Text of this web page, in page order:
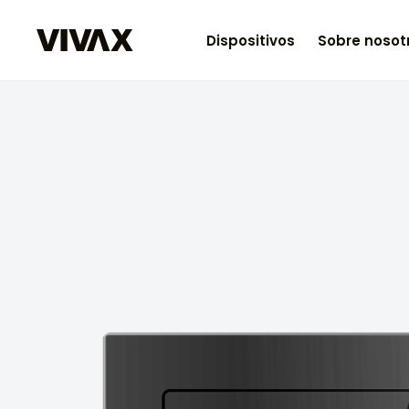
Dispositivos Sobre